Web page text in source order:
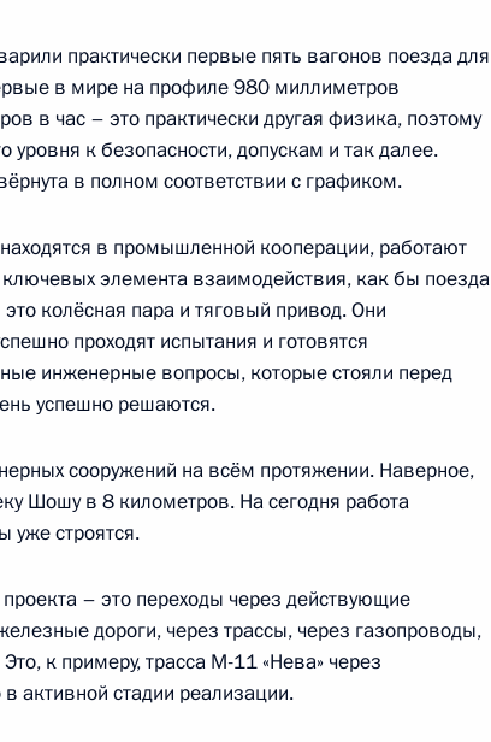
Андреем Никитиным
автодороги М-12 «Восток»
практически первые пять вагонов поезда для
в мире на профиле 980 миллиметров
в час – это практически другая физика, поэтому
уровня к безопасности, допускам и так далее.
в полном соответствии с графиком.
в промышленной кооперации, работают
элемента взаимодействия, как бы поезда
колёсная пара и тяговый привод. Они
проходят испытания и готовятся
инженерные вопросы, которые стояли перед
успешно решаются.
сооружений на всём протяжении. Наверное,
Шошу в 8 километров. На сегодня работа
уже строятся.
– это переходы через действующие
дороги, через трассы, через газопроводы,
к примеру, трасса М-11 «Нева» через
активной стадии реализации.